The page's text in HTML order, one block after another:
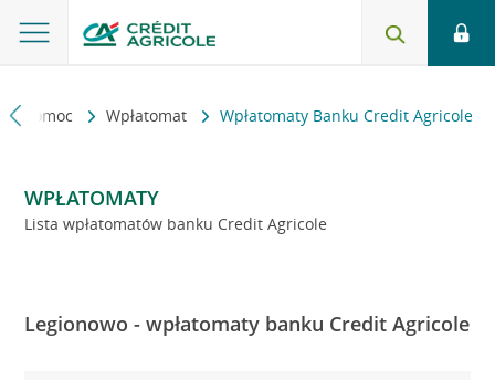
i pomoc Wpłatomat Wpłatomaty Banku Credit Agricole
WPŁATOMATY
Lista wpłatomatów banku Credit Agricole
Legionowo - wpłatomaty banku Credit Agricole